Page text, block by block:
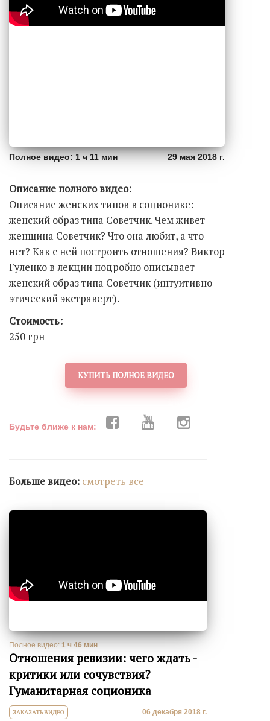
Полное видео: 1 ч 11 мин 29 мая 2018 г.
Описание полного видео:
Описание женских типов в соционике:
женский образ типа Советчик. Чем живет
женщина Советчик? Что она любит, а что
нет? Как с ней построить отношения? Виктор
Гуленко в лекции подробно описывает
женский образ типа Советчик (интуитивно-
этический экстраверт).
Стоимость:
250 грн
КУПИТЬ ПОЛНОЕ ВИДЕО
Будьте ближе к нам:
Больше видео: cмотреть все
Полное видео: 1 ч 46 мин
Отношения ревизии: чего ждать -
критики или сочувствия?
Гуманитарная соционика
ЗАКАЗАТЬ ВИДЕО 06 декабря 2018 г.